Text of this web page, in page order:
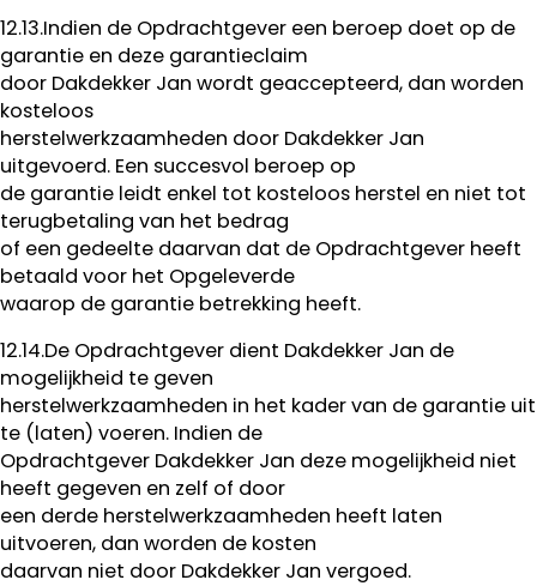
12.13.Indien de Opdrachtgever een beroep doet op de
garantie en deze garantieclaim
door Dakdekker Jan wordt geaccepteerd, dan worden
kosteloos
herstelwerkzaamheden door Dakdekker Jan
uitgevoerd. Een succesvol beroep op
de garantie leidt enkel tot kosteloos herstel en niet tot
terugbetaling van het bedrag
of een gedeelte daarvan dat de Opdrachtgever heeft
betaald voor het Opgeleverde
waarop de garantie betrekking heeft.
12.14.De Opdrachtgever dient Dakdekker Jan de
mogelijkheid te geven
herstelwerkzaamheden in het kader van de garantie uit
te (laten) voeren. Indien de
Opdrachtgever Dakdekker Jan deze mogelijkheid niet
heeft gegeven en zelf of door
een derde herstelwerkzaamheden heeft laten
uitvoeren, dan worden de kosten
daarvan niet door Dakdekker Jan vergoed.